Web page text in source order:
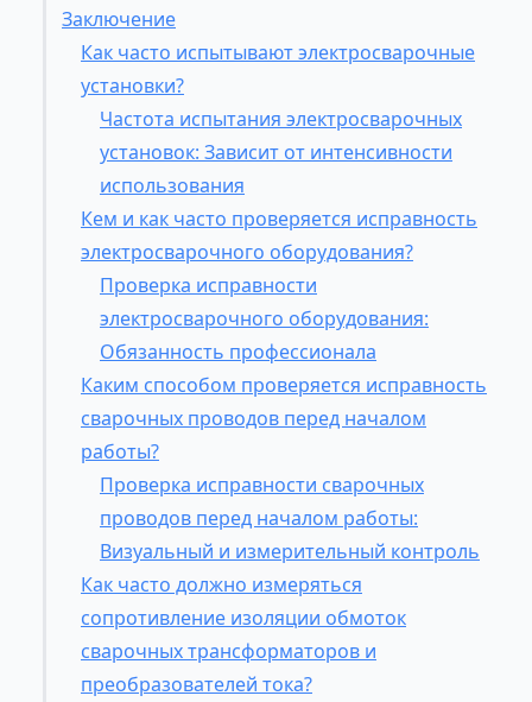
Заключение
Как часто испытывают электросварочные
установки?
Частота испытания электросварочных
установок: Зависит от интенсивности
использования
Кем и как часто проверяется исправность
электросварочного оборудования?
Проверка исправности
электросварочного оборудования:
Обязанность профессионала
Каким способом проверяется исправность
сварочных проводов перед началом
работы?
Проверка исправности сварочных
проводов перед началом работы:
Визуальный и измерительный контроль
Как часто должно измеряться
сопротивление изоляции обмоток
сварочных трансформаторов и
преобразователей тока?